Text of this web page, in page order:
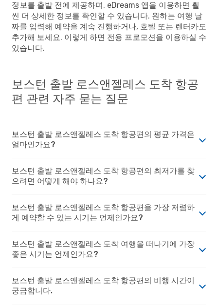
정보를 출발 전에 제공하며, eDreams 앱을 이용하면 훨
씬 더 상세한 정보를 확인할 수 있습니다. 원하는 여행 날
짜를 입력해 예약을 계속 진행하거나, 호텔 또는 렌터카도
추가해 보세요. 이렇게 하면 전용 프로모션을 이용하실 수
있습니다.
보스턴 출발 로스앤젤레스 도착 항공
편 관련 자주 묻는 질문
보스턴 출발 로스앤젤레스 도착 항공편의 평균 가격은
얼마인가요?
보스턴 출발 로스앤젤레스 도착 항공편의 최저가를 찾
으려면 어떻게 해야 하나요?
보스턴 출발 로스앤젤레스 도착 항공편을 가장 저렴하
게 예약할 수 있는 시기는 언제인가요?
보스턴 출발 로스앤젤레스 도착 여행을 떠나기에 가장
좋은 시기는 언제인가요?
보스턴 출발 로스앤젤레스 도착 항공편의 비행 시간이
궁금합니다.